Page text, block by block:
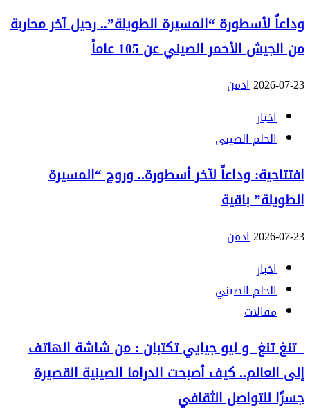
وداعاً لأسطورة “المسيرة الطويلة”.. رحيل آخر محاربة
من الجيش الأحمر الصيني عن 105 عاماً
2026-07-23ادمن
اخبار
الحلم الصيني
افتتاحية: وداعاً لآخر أسطورة.. وروح “المسيرة
الطويلة” باقية
2026-07-23ادمن
اخبار
الحلم الصيني
مقالات
تنغ تنغ و ليو جيايي تكتبان : من شاشة الهاتف
إلى العالم.. كيف أصبحت الدراما الصينية القصيرة
جسرًا للتواصل الثقافي